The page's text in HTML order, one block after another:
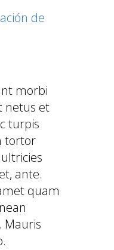
de
morbi
netus et
turpis
tortor
ante.
quam
Mauris